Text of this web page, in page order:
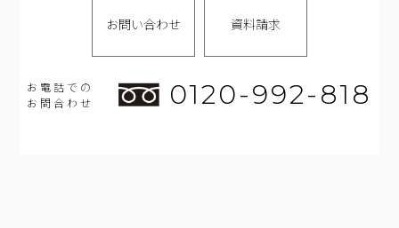
お問い合わせ 資料請求
お電話での
お問合わせ
0120-992-818